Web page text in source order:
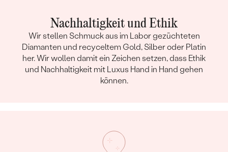
Nachhaltigkeit und Ethik
Wir stellen Schmuck aus im Labor gezüchteten
Diamanten und recyceltem Gold, Silber oder Platin
her. Wir wollen damit ein Zeichen setzen, dass Ethik
und Nachhaltigkeit mit Luxus Hand in Hand gehen
können.